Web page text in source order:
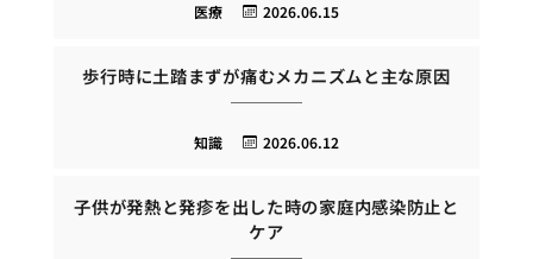
2026.06.15
医療
歩行時に土踏まずが痛むメカニズムと主な原因
2026.06.12
知識
子供が発熱と発疹を出した時の家庭内感染防止と
ケア